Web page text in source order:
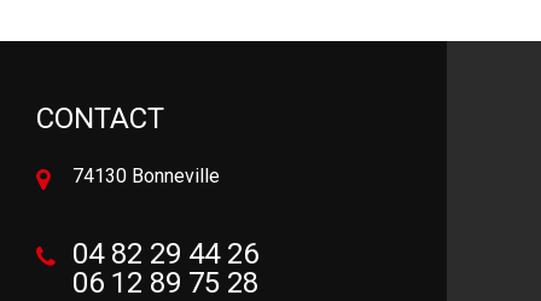
CONTACT
74130 Bonneville
04 82 29 44 26
06 12 89 75 28